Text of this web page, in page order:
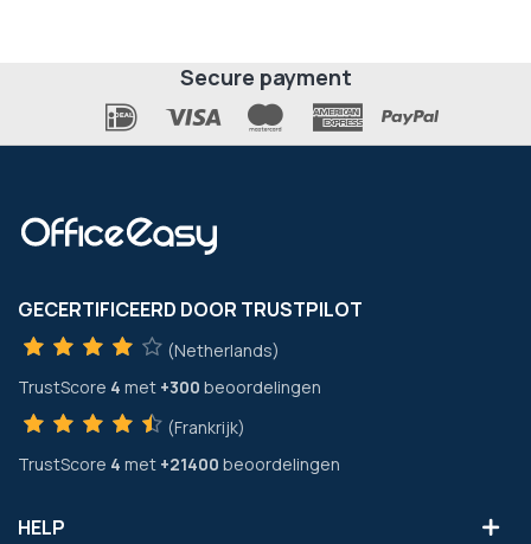
Secure payment
GECERTIFICEERD DOOR TRUSTPILOT
(Netherlands)
TrustScore 4 met +300 beoordelingen
(Frankrijk)
TrustScore 4 met +21400 beoordelingen
HELP